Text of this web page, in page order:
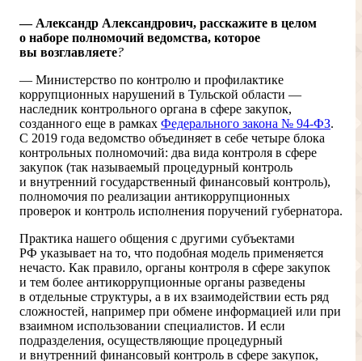
— Александр Александрович, расскажите в целом
о наборе полномочий ведомства, которое
вы возглавляете?
— Министерство по контролю и профилактике
коррупционных нарушений в Тульской области —
наследник контрольного органа в сфере закупок,
созданного еще в рамках Федерального закона № 94-ФЗ.
С 2019 года ведомство объединяет в себе четыре блока
контрольных полномочий: два вида контроля в сфере
закупок (так называемый процедурный контроль
и внутренний государственный финансовый контроль),
полномочия по реализации антикоррупционных
проверок и контроль исполнения поручений губернатора.
Практика нашего общения с другими субъектами
РФ указывает на то, что подобная модель применяется
нечасто. Как правило, органы контроля в сфере закупок
и тем более антикоррупционные органы разведены
в отдельные структуры, а в их взаимодействии есть ряд
сложностей, например при обмене информацией или при
взаимном использовании специалистов. И если
подразделения, осуществляющие процедурный
и внутренний финансовый контроль в сфере закупок,